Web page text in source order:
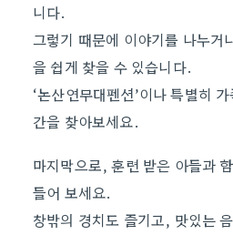
니다.
그렇기 때문에 이야기를 나누거
을 쉽게 찾을 수 있습니다.
‘논산연무대펜션’이나 특별히
간을 찾아보세요.
마지막으로, 훈련 받은 아들과
들어 보세요.
창밖의 경치도 즐기고, 맛있는